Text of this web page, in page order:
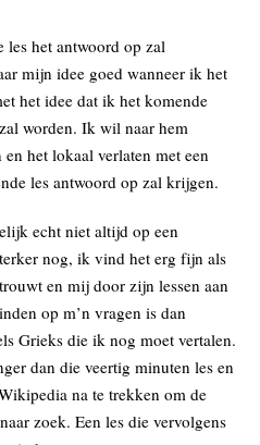
les het antwoord op zal
mijn idee goed wanneer ik het
het idee dat ik het komende
worden. Ik wil naar hem
het lokaal verlaten met een
les antwoord op zal krijgen.
echt niet altijd op een
nog, ik vind het erg fijn als
en mij door zijn lessen aan
op m’n vragen is dan
Grieks die ik nog moet vertalen.
dan die veertig minuten les en
na te trekken om de
zoek. Een les die vervolgens